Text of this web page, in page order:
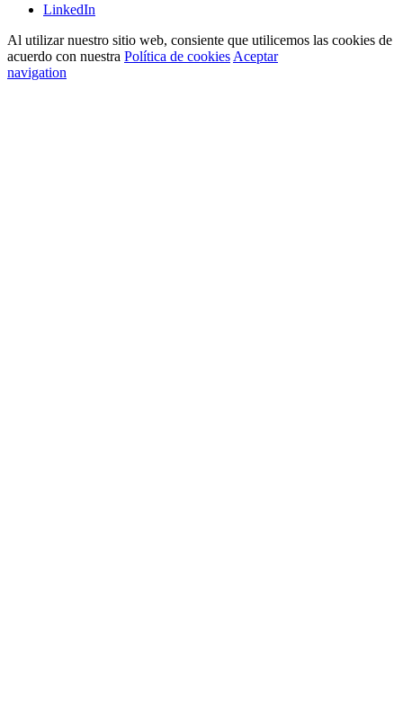
LinkedIn
Al utilizar nuestro sitio web, consiente que utilicemos las cookies de
acuerdo con nuestra Política de cookies Aceptar
navigation